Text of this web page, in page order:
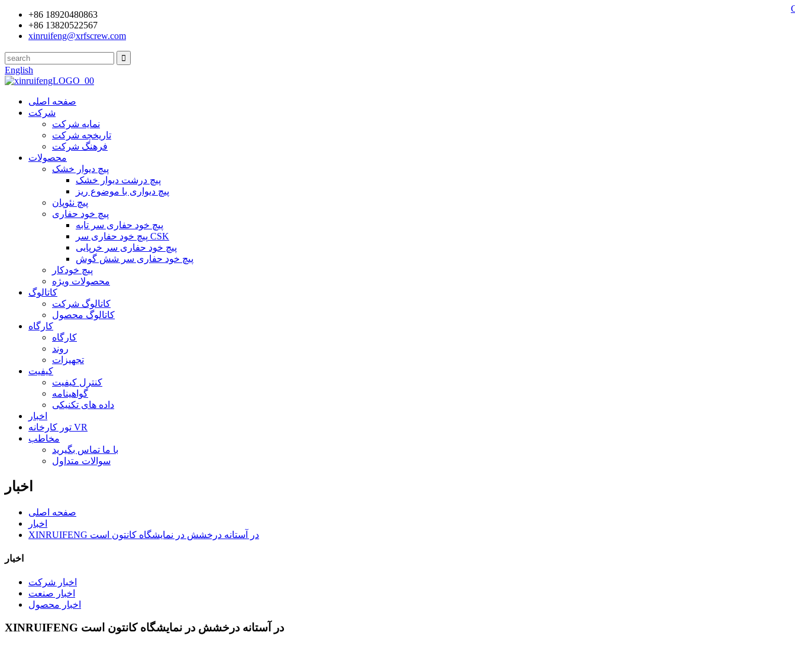
+86 18920480863
+86 13820522567
xinruifeng@xrfscrew.com
English
صفحه اصلی
شرکت
نمایه شرکت
تاریخچه شرکت
فرهنگ شرکت
محصولات
پیچ دیوار خشک
پیچ درشت دیوار خشک
پیچ دیواری با موضوع ریز
پیچ نئوپان
پیچ خود حفاری
پیچ خود حفاری سر تابه
پیچ خود حفاری سر CSK
پیچ خود حفاری سر خرپایی
پیچ خود حفاری سر شش گوش
پیچ خودکار
محصولات ویژه
کاتالوگ
کاتالوگ شرکت
کاتالوگ محصول
کارگاه
کارگاه
روند
تجهیزات
کیفیت
کنترل کیفیت
گواهینامه
داده های تکنیکی
اخبار
تور کارخانه VR
مخاطب
با ما تماس بگیرید
سوالات متداول
اخبار
صفحه اصلی
اخبار
XINRUIFENG در آستانه درخشش در نمایشگاه کانتون است
اخبار
اخبار شرکت
اخبار صنعت
اخبار محصول
XINRUIFENG در آستانه درخشش در نمایشگاه کانتون است